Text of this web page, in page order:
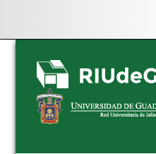
Skip
navigation